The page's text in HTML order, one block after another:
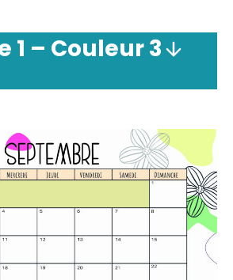
1 – Couleur3